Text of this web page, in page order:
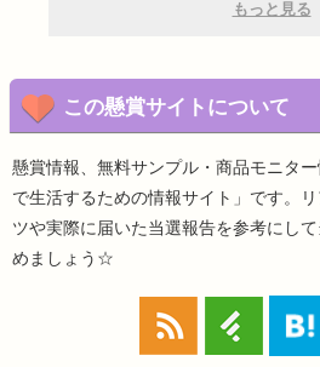
もっと見る
この懸賞サイトについて
懸賞情報、無料サンプル・商品モニタ
で生活するための情報サイト」です。
ツや実際に届いた当選報告を参考にし
めましょう☆